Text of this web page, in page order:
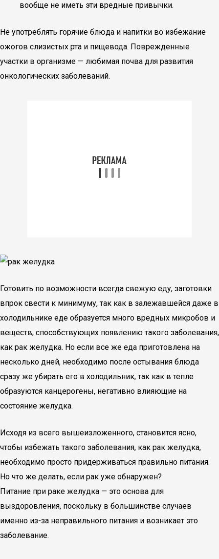
вообще не иметь эти вредные привычки.
Не употреблять горячие блюда и напитки во избежание
ожогов слизистых рта и пищевода. Поврежденные
участки в организме — любимая почва для развития
онкологических заболеваний.
Готовить по возможности всегда свежую еду, заготовки
впрок свести к минимуму, так как в залежавшейся даже в
холодильнике еде образуется много вредных микробов и
веществ, способствующих появлению такого заболевания,
как рак желудка. Но если все же еда приготовлена на
несколько дней, необходимо после остывания блюда
сразу же убирать его в холодильник, так как в тепле
образуются канцерогены, негативно влияющие на
состояние желудка.
Исходя из всего вышеизложенного, становится ясно,
чтобы избежать такого заболевания, как рак желудка,
необходимо просто придерживаться правильно питания.
Но что же делать, если рак уже обнаружен?
Питание при раке желудка — это основа для
выздоровления, поскольку в большинстве случаев
именно из-за неправильного питания и возникает это
заболевание.